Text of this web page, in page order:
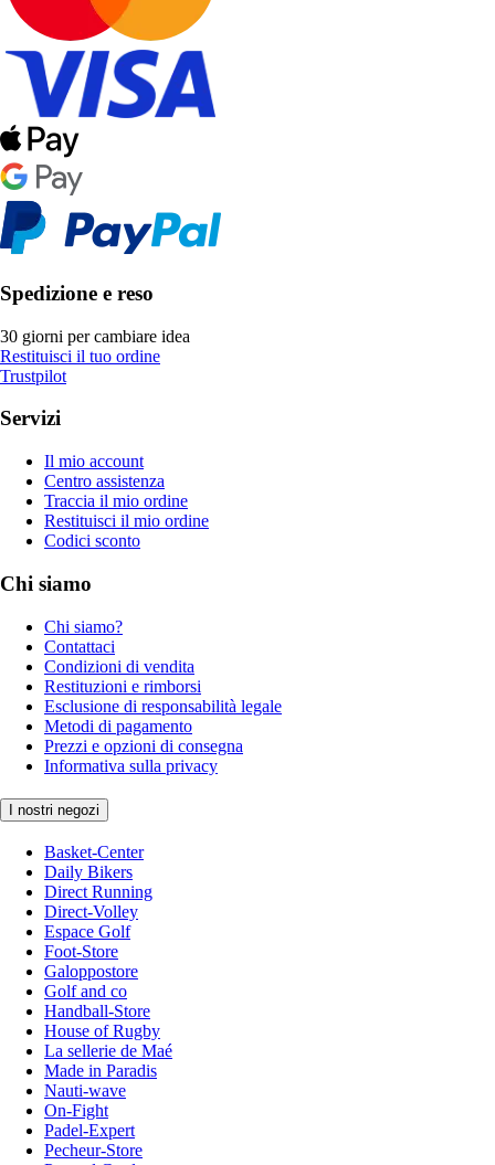
Spedizione e reso
30 giorni per cambiare idea
Restituisci il tuo ordine
Trustpilot
Servizi
Il mio account
Centro assistenza
Traccia il mio ordine
Restituisci il mio ordine
Codici sconto
Chi siamo
Chi siamo?
Contattaci
Condizioni di vendita
Restituzioni e rimborsi
Esclusione di responsabilità legale
Metodi di pagamento
Prezzi e opzioni di consegna
Informativa sulla privacy
I nostri negozi
Basket-Center
Daily Bikers
Direct Running
Direct-Volley
Espace Golf
Foot-Store
Galoppostore
Golf and co
Handball-Store
House of Rugby
La sellerie de Maé
Made in Paradis
Nauti-wave
On-Fight
Padel-Expert
Pecheur-Store